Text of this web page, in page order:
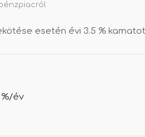
esetén évi 3.5 %
%/év